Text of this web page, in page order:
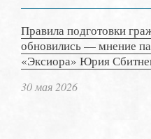
Правила подготовки
обновились — мнение
«Эксиора» Юрия
30 мая 2026